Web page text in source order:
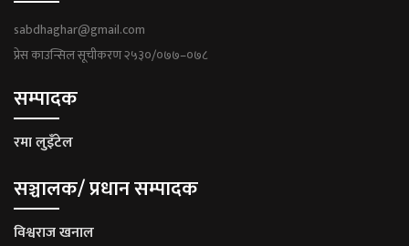
sabdhaghar@gmail.com
प्रेस काउन्सिल सूचीकरण २५३०/०७७–०७८
सम्पादक
रमा लुइँटेल
सञ्चालक/ प्रधान सम्पादक
विश्वराज खनाल